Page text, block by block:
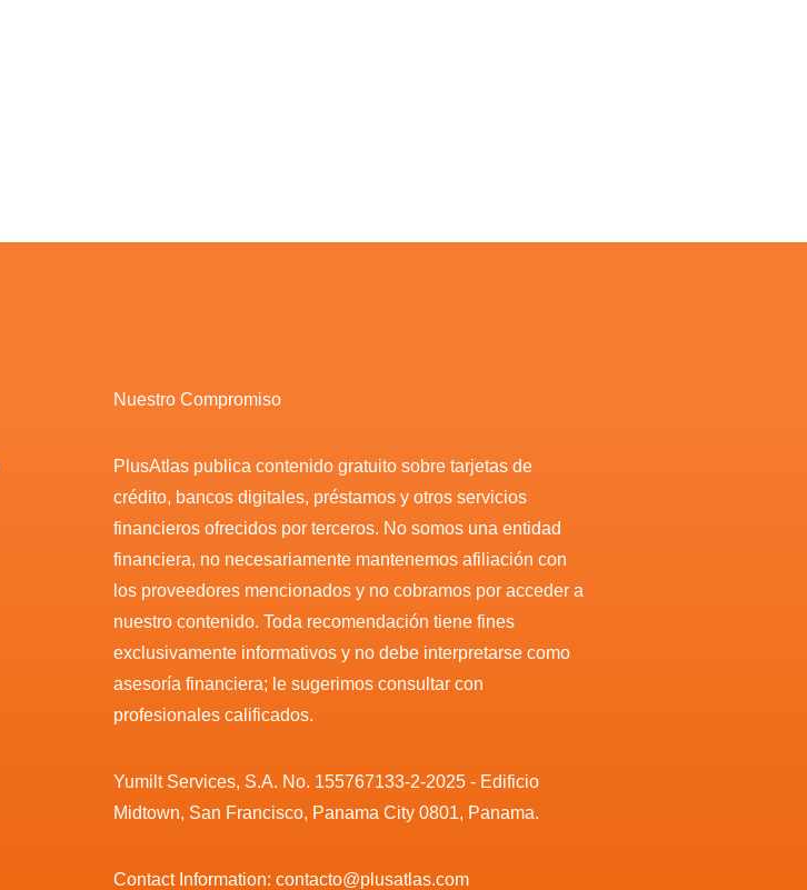
Nuestro Compromiso
PlusAtlas publica contenido gratuito sobre tarjetas de
crédito, bancos digitales, préstamos y otros servicios
financieros ofrecidos por terceros. No somos una entidad
financiera, no necesariamente mantenemos afiliación con
los proveedores mencionados y no cobramos por acceder a
nuestro contenido. Toda recomendación tiene fines
exclusivamente informativos y no debe interpretarse como
asesoría financiera; le sugerimos consultar con
profesionales calificados.
Yumilt Services, S.A. No. 155767133-2-2025 - Edificio
Midtown, San Francisco, Panama City 0801, Panama.
Contact Information: contacto@plusatlas.com